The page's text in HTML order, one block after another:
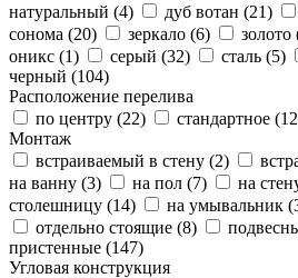
натуральный (4) дуб вотан (21)
сонома (20) зеркало (6) золото
оникс (1) серый (32) сталь (5)
черный (104)
Расположение перелива
по центру (22) стандартное (
Монтаж
встраиваемый в стену (2)
на ванну (3) на пол (7) на
столешницу (14) на умывальник (
отдельно стоящие (8)
пристенные (147)
Угловая конструкция